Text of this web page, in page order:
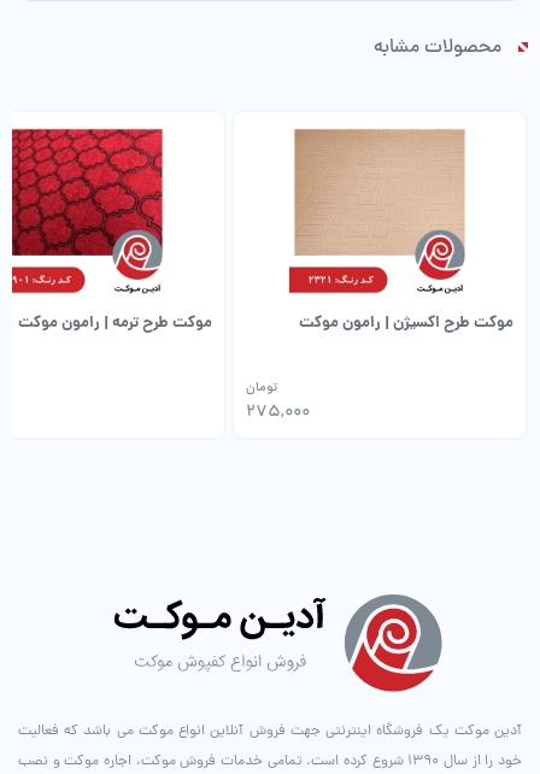
محصولات مشابه
موکت طرح اکسیژن | رامون موکت
275,000
تومان
موکت طرح ترمه | رامون موکت
آدین موکت یک فروشگاه اینترنتی جهت فروش آنلاین انواع موکت می باشد که فعالیت
خود را از سال ۱۳۹۰ شروع کرده است. تمامی خدمات فروش موکت، اجاره موکت و نصب